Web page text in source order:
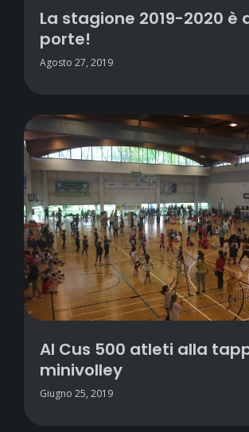
La stagione 2019-2020 è
porte!
Agosto 27, 2019
Al Cus 500 atleti alla
minivolley
Giugno 25, 2019